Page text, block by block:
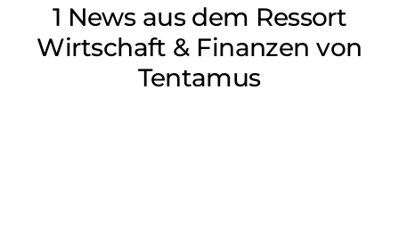
1 News aus dem Ressort
Wirtschaft & Finanzen von
Tentamus